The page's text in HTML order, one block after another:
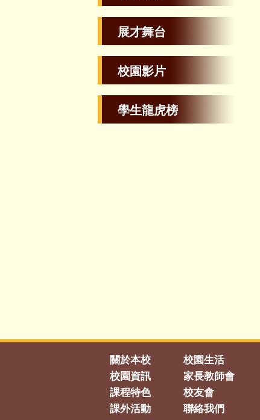
展才舞台
校園影片
學生龍虎榜
關於本校
校園資訊
課程特色
課外活動
校園生活
家長教師會
校友會
聯絡我們